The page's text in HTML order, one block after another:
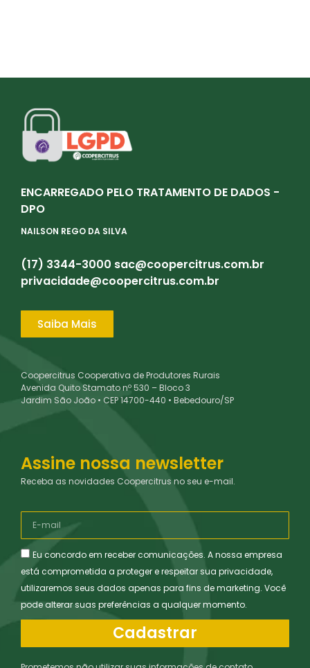
ENCARREGADO PELO TRATAMENTO DE DADOS -
DPO
NAILSON REGO DA SILVA
(17) 3344-3000 sac@coopercitrus.com.br
privacidade@coopercitrus.com.br
Saiba Mais
Coopercitrus Cooperativa de Produtores Rurais
Avenida Quito Stamato nº 530 – Bloco 3
Jardim São João • CEP 14700-440 • Bebedouro/SP
Assine nossa newsletter
Receba as novidades Coopercitrus no seu e-mail.
Eu concordo em receber comunicações. A nossa empresa
está comprometida a proteger e respeitar sua privacidade,
utilizaremos seus dados apenas para fins de marketing. Você
pode alterar suas preferências a qualquer momento.
Cadastrar